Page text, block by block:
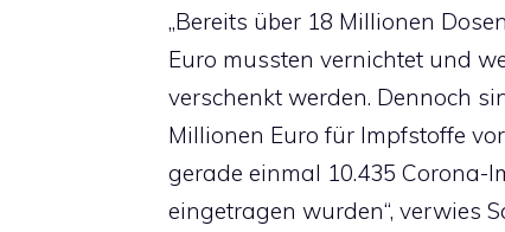
„Bereits über 18 Millionen
Euro mussten vernichtet und
verschenkt werden. Dennoch
Millionen Euro für Impfstoffe
gerade einmal 10.435 Corona-
eingetragen wurden“, verwies